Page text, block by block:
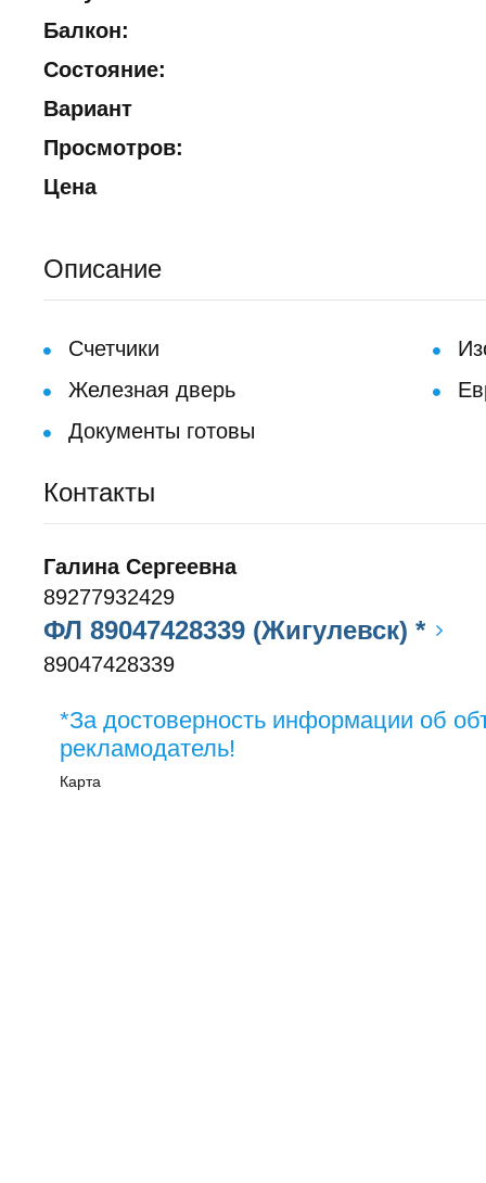
Балкон:
Состояние:
Вариант
Просмотров:
Цена
Описание
Счетчики
Железная дверь
Документы готовы
Контакты
Галина Сергеевна
89277932429
ФЛ 89047428339 (Жигулевск) *
89047428339
*За достоверность информации об
рекламодатель!
Карта